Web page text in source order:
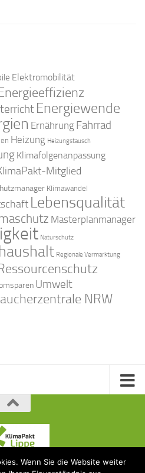
Elektromobilität
Energiewende
Ernährung Fahrrad
Heizung Heizungstausch
Klimafolgenanpassung
Mitglied
Klimawandel
Lebensqualität
Masterplanmanager
Naturschutz
Regionale Vermarktung
Umwelt
NRW
Wenn Sie die Website weiter